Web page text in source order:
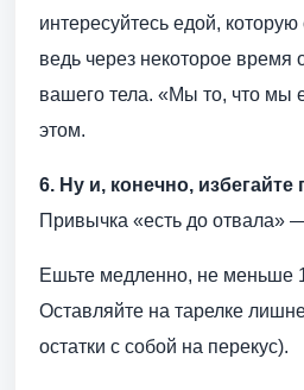
интересуйтесь едой, которую
ведь через некоторое время
вашего тела. «Мы то, что
этом.
6. Ну и, конечно, избегайте
Привычка «есть до отвала»
Ешьте медленно, не меньше
Оставляйте на тарелке
остатки с собой на перекус).